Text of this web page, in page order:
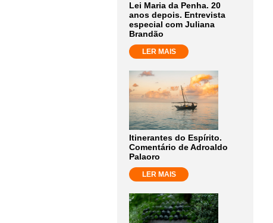
Lei Maria da Penha. 20
anos depois. Entrevista
especial com Juliana
Brandão
LER MAIS
Itinerantes do Espírito.
Comentário de Adroaldo
Palaoro
LER MAIS